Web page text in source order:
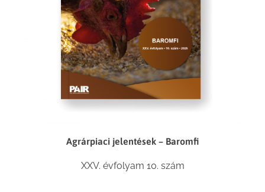
Agrárpiaci jelentések – Baromfi
XXV. évfolyam 10. szám